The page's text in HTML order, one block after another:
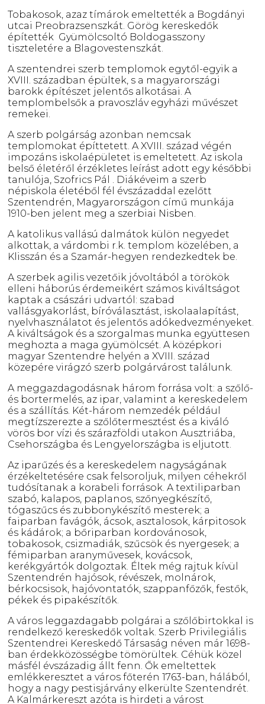
A szerb polgárság azonban nemcsak
templomokat építtetett. A XVIII. század végén
impozáns iskolaépületet is emeltetett. Az iskola
belső életéről érzékletes leírást adott egy későbbi
tanulója, Szofrics Pál . Diákéveim a szerb
népiskola életéből fél évszázaddal ezelőtt
Szentendrén, Magyarországon című munkája
1910-ben jelent meg a szerbiai Nisben.
A katolikus vallású dalmátok külön negyedet
alkottak, a várdombi r.k. templom közelében, a
Klisszán és a Szamár-hegyen rendezkedtek be.
Az iparűzés és a kereskedelem nagyságának
érzékeltetésére csak felsoroljuk, milyen céhekről
tudósítanak a korabeli források. A textiliparban
szabó, kalapos, paplanos, szőnyegkészítő,
tógaszűcs és zubbonykészítő mesterek; a
faiparban favágók, ácsok, asztalosok, kárpitosok
és kádárok; a bőriparban kordovánosok,
tobakosok, csizmadiák, szűcsök és nyergesek; a
fémiparban aranyművesek, kovácsok,
kerékgyártók dolgoztak. Éltek még rajtuk kívül
Szentendrén hajósok, révészek, molnárok,
bérkocsisok, hajóvontatók, szappanfőzők, festők,
pékek és pipakészítők.
A szerbek agilis vezetőik jóvoltából a törökök
elleni háborús érdemeikért számos kiváltságot
kaptak a császári udvartól: szabad
vallásgyakorlást, bíróválasztást, iskolaalapítást,
nyelvhasználatot és jelentős adókedvezményeket.
A kiváltságok és a szorgalmas munka együttesen
meghozta a maga gyümölcsét. A középkori
magyar Szentendre helyén a XVIII. század
közepére virágzó szerb polgárvárost találunk.
Tobakosok, azaz tímárok emeltették a Bogdányi
utcai Preobrazsenszkát. Görög kereskedők
építették Gyümölcsoltó Boldogasszony
tiszteletére a Blagovestenszkát.
A meggazdagodásnak három forrása volt: a szőlő-
és bortermelés, az ipar, valamint a kereskedelem
és a szállítás. Két-három nemzedék például
megtízszerezte a szőlőtermesztést és a kiváló
vörös bor vízi és szárazföldi utakon Ausztriába,
Csehországba és Lengyelországba is eljutott.
A város leggazdagabb polgárai a szőlőbirtokkal is
rendelkező kereskedők voltak. Szerb Privilegiális
Szentendrei Kereskedő Társaság néven már 1698-
ban érdekközösségbe tömörültek. Céhük közel
másfél évszázadig állt fenn. Ők emeltettek
emlékkeresztet a város főterén 1763-ban, hálából,
hogy a nagy pestisjárvány elkerülte Szentendrét.
A Kalmárkereszt azóta is hirdeti a várost
A szentendrei szerb templomok egytől-egyik a
XVIII. században épültek, s a magyarországi
barokk építészet jelentős alkotásai. A
templombelsők a pravoszláv egyházi művészet
remekei.